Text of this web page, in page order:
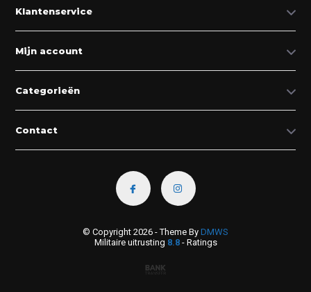
Klantenservice
Mijn account
Categorieën
Contact
© Copyright 2026 - Theme By DMWS
Militaire uitrusting 8.8- Ratings